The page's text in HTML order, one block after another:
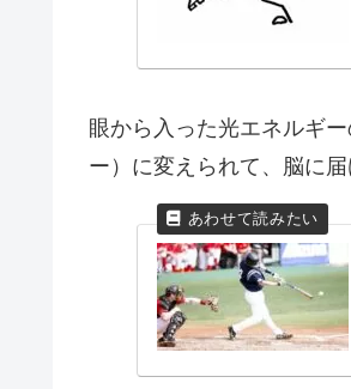
眼から入った光エネルギ
ー）に変えられて、脳に